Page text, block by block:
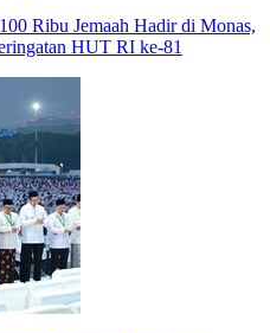
Ribu Jemaah Hadir di Monas,
HUT RI ke-81